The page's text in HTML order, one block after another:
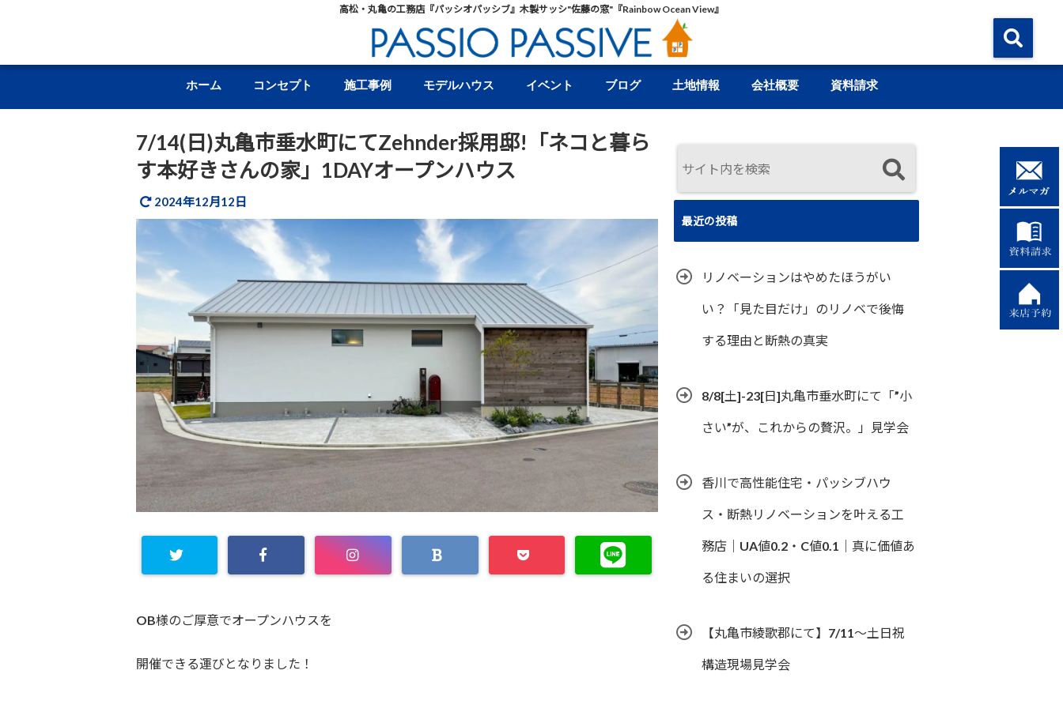
高松・丸亀の工務店『パッシオパッシブ』木製サッシ"佐藤の窓"『Rainbow Ocean View』
ホーム コンセプト 施工事例 モデルハウス イベント ブログ 土地情報 会社概要 資料請求
7/14(日)丸亀市垂水町にてZehnder採用邸!「ネコと暮ら
す本好きさんの家」1DAYオープンハウス
2024年12月12日
OB様のご厚意でオープンハウスを
開催できる運びとなりました！
最近の投稿
リノベーションはやめたほうがい
い？「見た目だけ」のリノベで後悔
する理由と断熱の真実
8/8[土]-23[日]丸亀市垂水町にて「”小
さい”が、これからの贅沢。」見学会
香川で高性能住宅・パッシブハウ
ス・断熱リノベーションを叶える工
務店｜UA値0.2・C値0.1｜真に価値あ
る住まいの選択
【丸亀市綾歌郡にて】7/11～土日祝
構造現場見学会